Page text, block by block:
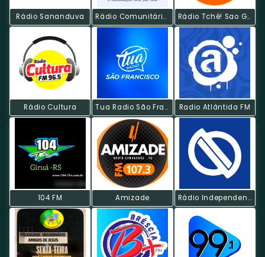
Rádio Sananduva Rádio Comunitária FM Rádio Tchê! Sao Gabriel
Rádio Cultura Tua Radio São Francisco Radio Atlântida FM
104 FM Amizade Rádio Independente